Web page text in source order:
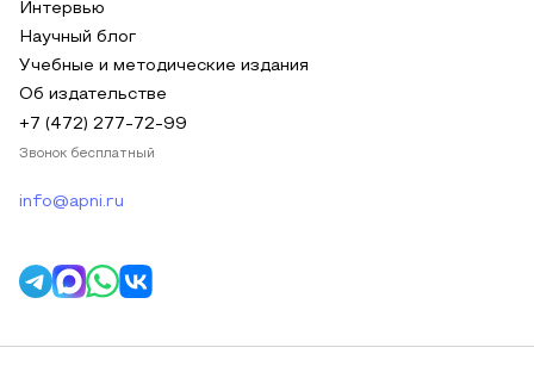
Интервью
Научный блог
Учебные и методические издания
Об издательстве
+7 (472) 277-72-99
Звонок бесплатный
info@apni.ru